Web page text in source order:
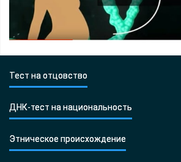
Тест на отцовство
ДНК-тест на национальность
Этническое происхождение